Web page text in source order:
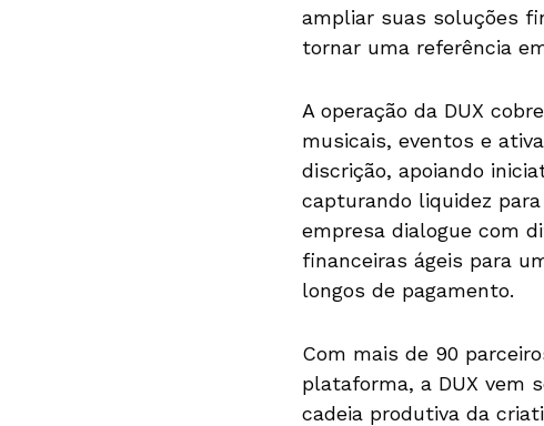
ampliar suas soluções
tornar uma referência
A operação da DUX
musicais, eventos e
discrição, apoiando
capturando liquidez
empresa dialogue com
financeiras ágeis para
longos de pagamento.
Com mais de 90
plataforma, a DUX vem
cadeia produtiva da